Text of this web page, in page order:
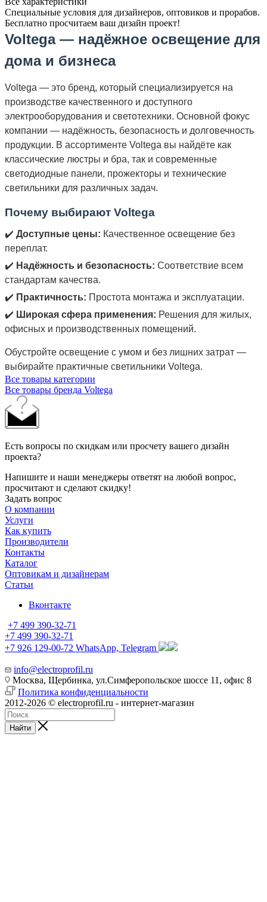
Специальные условия для дизайнеров, оптовиков и прорабов.
Бесплатно просчитаем ваш дизайн проект!
Voltega — надёжное освещение для
дома и бизнеса
Voltega — это бренд, который специализируется на
производстве качественного и доступного
электрооборудования и светотехники. Основной фокус
компании — надёжность, безопасность и долговечность
продукции. В ассортименте Voltega вы найдёте как
классические люстры и бра, так и современные
светодиодные панели, прожекторы и технические
светильники для различных задач.
Почему выбирают Voltega
✔️ Доступные цены: Качественное освещение без
переплат.
✔️ Надёжность и безопасность: Соответствие всем
стандартам качества.
✔️ Практичность: Простота монтажа и эксплуатации.
✔️ Широкая сфера применения: Решения для жилых,
офисных и производственных помещений.
Обустройте освещение с умом и без лишних затрат —
выбирайте практичные светильники Voltega.
Все товары категории
Все товары бренда Voltega
Есть вопросы по скидкам или просчету вашего дизайн
проекта?
Напишите и наши менеджеры ответят на любой вопрос,
просчитают и сделают скидку!
Задать вопрос
О компании
Услуги
Как купить
Производители
Контакты
Каталог
Оптовикам и дизайнерам
Статьи
Вконтакте
+7 499 390-32-71
+7 499 390-32-71
+7 926 129-00-72 WhatsApp, Telegram
info@electroprofil.ru
Москва, Щербинка, ул.Симферопольское шоссе 11, офис 8
Политика конфиденциальности
2012-2026 © electroprofil.ru - интернет-магазин
Найти